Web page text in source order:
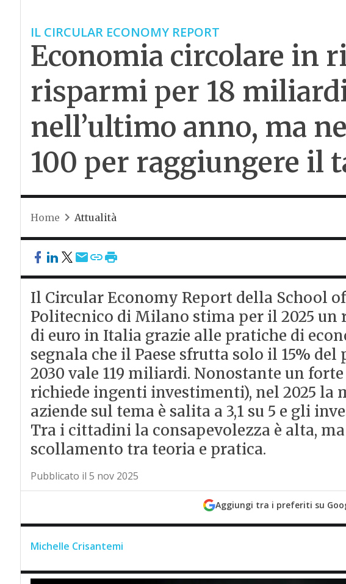
IL CIRCULAR ECONOMY REPORT
Economia circolare in
risparmi per 18
nell’ultimo anno, ma
100 per raggiungere il
Home Attualità
Il Circular Economy Report della School
Politecnico di Milano stima per il 2025 un
di euro in Italia grazie alle pratiche di
segnala che il Paese sfrutta solo il 15%
2030 vale 119 miliardi. Nonostante un
richiede ingenti investimenti), nel 2025 la
aziende sul tema è salita a 3,1 su 5 e gli
Tra i cittadini la consapevolezza è alta,
scollamento tra teoria e pratica.
Pubblicato il 5 nov 2025
Aggiungi tra i preferiti su
Michelle Crisantemi